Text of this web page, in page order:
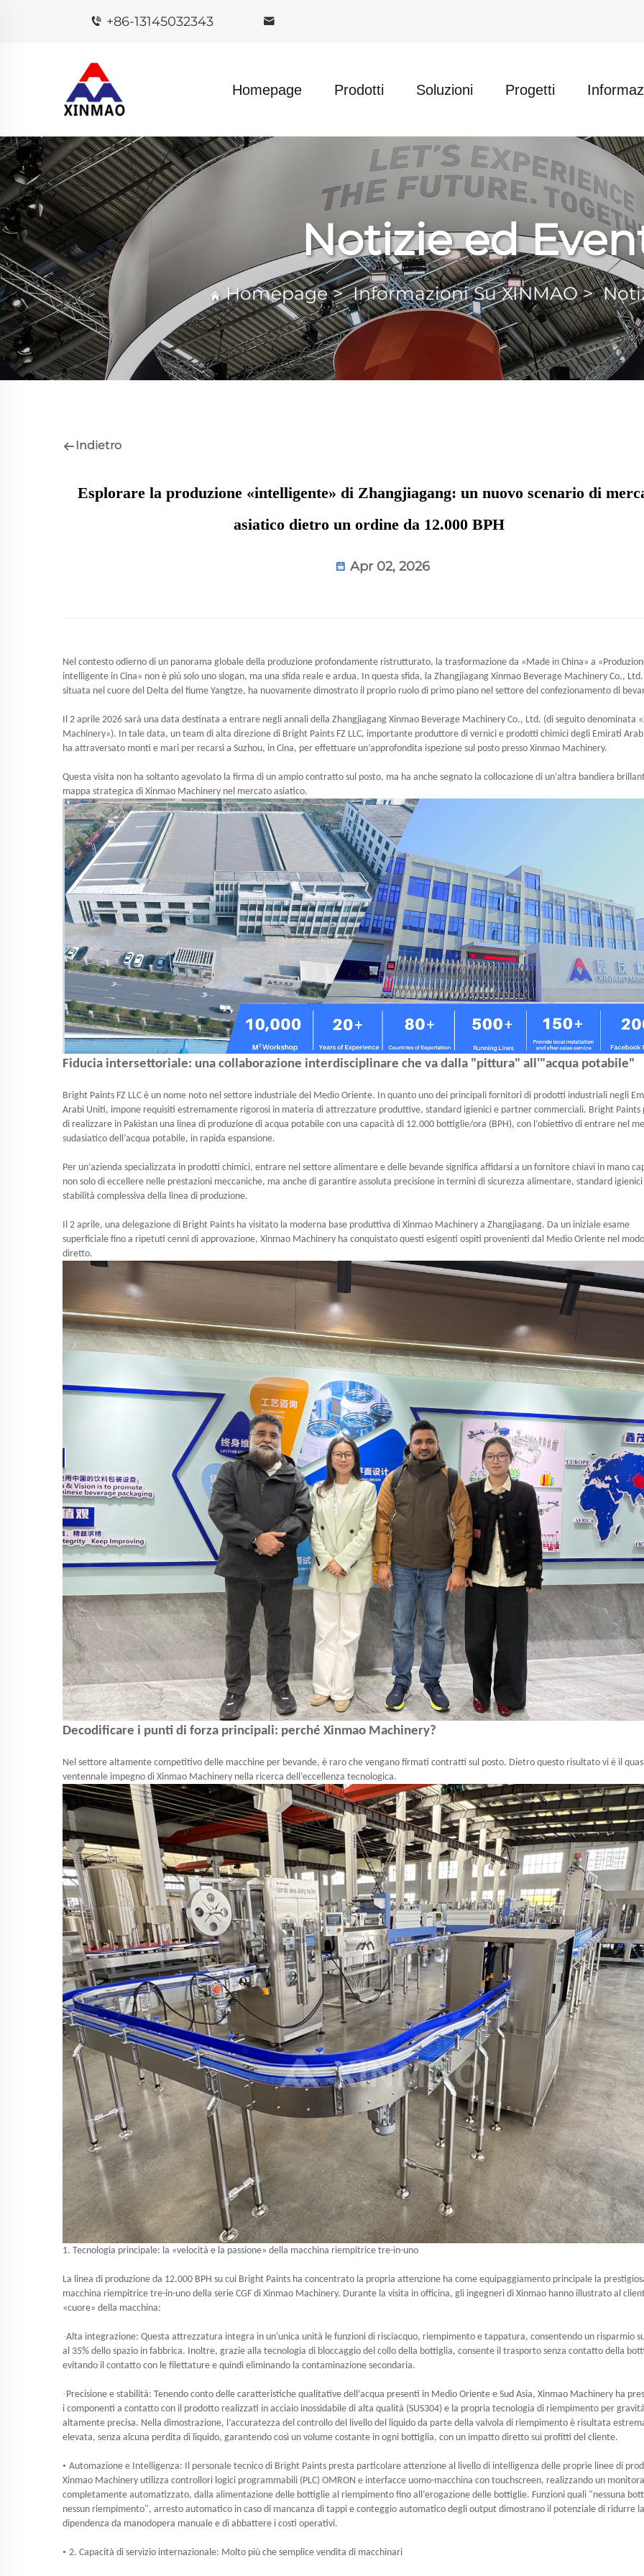
+86-13145032343
Homepage Prodotti Soluzioni Progetti
Notizie ed
Homepage>Informazioni Su XINMAO>
Indietro
Esplorare la produzione «intelligente» di Zhangjiagang: un nuovo scenario di
asiatico dietro un ordine da 12.000 BPH
Apr 02, 2026
Nel contesto odierno di un panorama globale della produzione profondamente ristrutturato, la trasformazione da «Made in China» a
intelligente in Cina» non è più solo uno slogan, ma una sfida reale e ardua. In questa sfida, la Zhangjiagang Xinmao Beverage Machinery Co.,
situata nel cuore del Delta del fiume Yangtze, ha nuovamente dimostrato il proprio ruolo di primo piano nel settore del confezionamento di
Il 2 aprile 2026 sarà una data destinata a entrare negli annali della Zhangjiagang Xinmao Beverage Machinery Co., Ltd. (di seguito denominata
Machinery»). In tale data, un team di alta direzione di Bright Paints FZ LLC, importante produttore di vernici e prodotti chimici degli Emirati
ha attraversato monti e mari per recarsi a Suzhou, in Cina, per effettuare un’approfondita ispezione sul posto presso Xinmao Machinery.
Questa visita non ha soltanto agevolato la firma di un ampio contratto sul posto, ma ha anche segnato la collocazione di un’altra bandiera
mappa strategica di Xinmao Machinery nel mercato asiatico.
Fiducia intersettoriale: una collaborazione interdisciplinare che va dalla "pittura" all'"acqua potabile"
Bright Paints FZ LLC è un nome noto nel settore industriale del Medio Oriente. In quanto uno dei principali fornitori di prodotti industriali negli
Arabi Uniti, impone requisiti estremamente rigorosi in materia di attrezzature produttive, standard igienici e partner commerciali. Bright Paints
di realizzare in Pakistan una linea di produzione di acqua potabile con una capacità di 12.000 bottiglie/ora (BPH), con l’obiettivo di entrare nel
sudasiatico dell’acqua potabile, in rapida espansione.
Per un’azienda specializzata in prodotti chimici, entrare nel settore alimentare e delle bevande significa affidarsi a un fornitore chiavi in mano
non solo di eccellere nelle prestazioni meccaniche, ma anche di garantire assoluta precisione in termini di sicurezza alimentare, standard igienici
stabilità complessiva della linea di produzione.
Il 2 aprile, una delegazione di Bright Paints ha visitato la moderna base produttiva di Xinmao Machinery a Zhangjiagang. Da un iniziale esame
superficiale fino a ripetuti cenni di approvazione, Xinmao Machinery ha conquistato questi esigenti ospiti provenienti dal Medio Oriente nel
diretto.
Decodificare i punti di forza principali: perché Xinmao Machinery?
Nel settore altamente competitivo delle macchine per bevande, è raro che vengano firmati contratti sul posto. Dietro questo risultato vi è il
ventennale impegno di Xinmao Machinery nella ricerca dell’eccellenza tecnologica.
1. Tecnologia principale: la «velocità e la passione» della macchina riempitrice tre-in-uno
La linea di produzione da 12.000 BPH su cui Bright Paints ha concentrato la propria attenzione ha come equipaggiamento principale la
macchina riempitrice tre-in-uno della serie CGF di Xinmao Machinery. Durante la visita in officina, gli ingegneri di Xinmao hanno illustrato al
«cuore» della macchina:
·Alta integrazione: Questa attrezzatura integra in un'unica unità le funzioni di risciacquo, riempimento e tappatura, consentendo un risparmio
al 35% dello spazio in fabbrica. Inoltre, grazie alla tecnologia di bloccaggio del collo della bottiglia, consente il trasporto senza contatto della
evitando il contatto con le filettature e quindi eliminando la contaminazione secondaria.
· Precisione e stabilità: Tenendo conto delle caratteristiche qualitative dell’acqua presenti in Medio Oriente e Sud Asia, Xinmao Machinery ha
i componenti a contatto con il prodotto realizzati in acciaio inossidabile di alta qualità (SUS304) e la propria tecnologia di riempimento per
altamente precisa. Nella dimostrazione, l’accuratezza del controllo del livello del liquido da parte della valvola di riempimento è risultata
elevata, senza alcuna perdita di liquido, garantendo così un volume costante in ogni bottiglia, con un impatto diretto sui profitti del cliente.
• Automazione e Intelligenza: Il personale tecnico di Bright Paints presta particolare attenzione al livello di intelligenza delle proprie linee di
Xinmao Machinery utilizza controllori logici programmabili (PLC) OMRON e interfacce uomo-macchina con touchscreen, realizzando un
completamente automatizzato, dalla alimentazione delle bottiglie al riempimento fino all’erogazione delle bottiglie. Funzioni quali "nessuna
nessun riempimento", arresto automatico in caso di mancanza di tappi e conteggio automatico degli output dimostrano il potenziale di ridurre la
dipendenza da manodopera manuale e di abbattere i costi operativi.
• 2. Capacità di servizio internazionale: Molto più che semplice vendita di macchinari